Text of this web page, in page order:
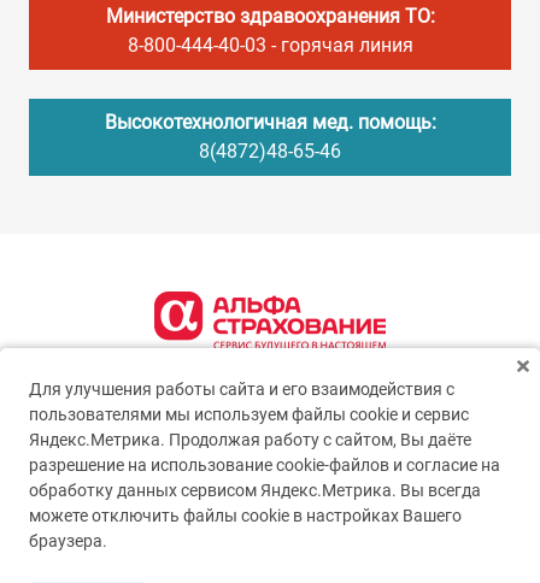
Министерство здравоохранения ТО:
8-800-444-40-03 - горячая линия
Высокотехнологичная мед. помощь:
8(4872)48-65-46
Для улучшения работы сайта и его взаимодействия с
пользователями мы используем файлы cookie и сервис
Яндекс.Метрика. Продолжая работу с сайтом, Вы даёте
разрешение на использование cookie-файлов и согласие на
обработку данных сервисом Яндекс.Метрика. Вы всегда
можете отключить файлы cookie в настройках Вашего
браузера.